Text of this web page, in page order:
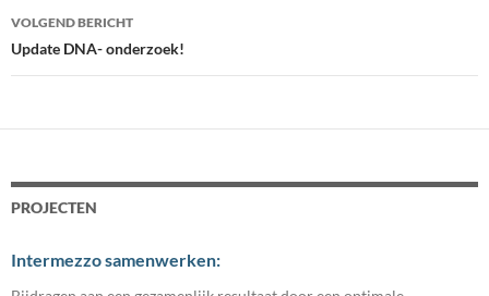
VOLGEND BERICHT
Update DNA- onderzoek!
PROJECTEN
Intermezzo samenwerken: